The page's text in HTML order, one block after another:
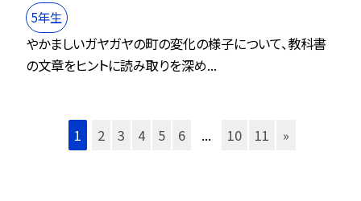
5年生
やかましいガヤガヤの町の変化の様子について、教科書
の文章をヒントに読み取りを深め...
1 2 3 4 5 6 ... 10 11 »